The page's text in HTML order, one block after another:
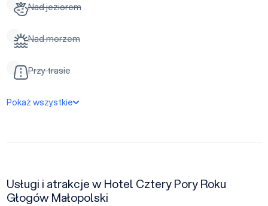
Nad jeziorem
Nad morzem
Przy trasie
Pokaż wszystkie
Usługi i atrakcje w Hotel Cztery Pory Roku
Głogów Małopolski